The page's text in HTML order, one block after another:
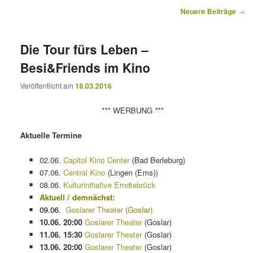
Neuere Beiträge →
Die Tour fürs Leben –
Besi&Friends im Kino
Veröffentlicht am18.03.2016
*** WERBUNG ***
Aktuelle Termine
02.06. Capitol Kino Center(Bad Berleburg)
07.06. Central Kino(Lingen (Ems))
08.06. Kulturinitiative Erndtebrück
Aktuell / demnächst:
09.06. Goslarer Theater(Goslar)
10.06. 20:00 Goslarer Theater(Goslar)
11.06. 15:30 Goslarer Theater(Goslar)
13.06. 20:00 Goslarer Theater(Goslar)